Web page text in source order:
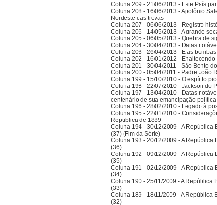
Coluna 209 - 21/06/2013 - Este País
Coluna 208 - 16/06/2013 - Apolônio
Nordeste das trevas
Coluna 207 - 06/06/2013 - Registro
Coluna 206 - 14/05/2013 - A grande
Coluna 205 - 06/05/2013 - Quebra de
Coluna 204 - 30/04/2013 - Datas
Coluna 203 - 26/04/2013 - E as
Coluna 202 - 16/01/2012 -
Coluna 201 - 30/04/2011 - São Bento
Coluna 200 - 05/04/2011 - Padre João
Coluna 199 - 15/10/2010 - O espírito
Coluna 198 - 22/07/2010 - Jackson do
Coluna 197 - 13/04/2010 - Datas
centenário de sua emancipação
Coluna 196 - 28/02/2010 - Legado à
Coluna 195 - 22/01/2010 -
República de 1889
Coluna 194 - 30/12/2009 - A República
(37) (Fim da Série)
Coluna 193 - 20/12/2009 - A República
(36)
Coluna 192 - 09/12/2009 - A República
(35)
Coluna 191 - 02/12/2009 - A República
(34)
Coluna 190 - 25/11/2009 - A República
(33)
Coluna 189 - 18/11/2009 - A República
(32)